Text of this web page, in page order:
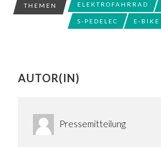
THEMEN ELEKTROFAHRRAD
S-PEDELEC E-BIKE
AUTOR(IN)
Pressemitteilung